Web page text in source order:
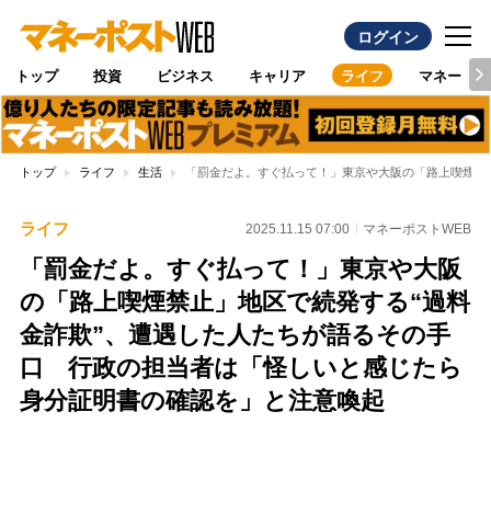
ログイン
トップ 投資 ビジネス キャリア ライフ マネー
トップ ライフ 生活 「罰金だよ。すぐ払って！」東京や大阪の「路上喫煙
ライフ 2025.11.15 07:00 マネーポストWEB
「罰金だよ。すぐ払って！」東京や大阪
の「路上喫煙禁止」地区で続発する“過料
金詐欺”、遭遇した人たちが語るその手
口 行政の担当者は「怪しいと感じたら
身分証明書の確認を」と注意喚起